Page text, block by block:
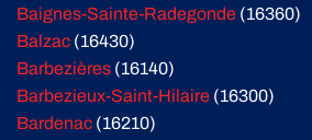
Baignes-Sainte-Radegonde (16360)
Balzac (16430)
Barbezières (16140)
Barbezieux-Saint-Hilaire (16300)
Bardenac (16210)